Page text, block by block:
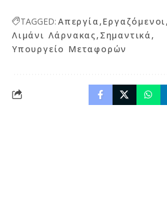
TAGGED: Απεργία Εργαζόμενοι
Λιμάνι Λάρνακας Σημαντικά
Υπουργείο Μεταφορών